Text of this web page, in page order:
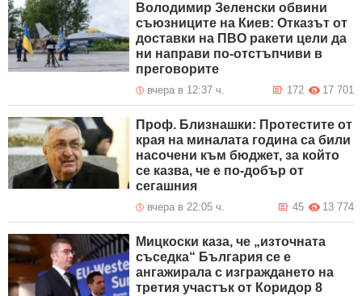
Володимир Зеленски обвини
съюзниците на Киев: Отказът от
доставки на ПВО ракети цели да
ни направи по-отстъпчиви в
преговорите
вчера в 12:37 ч. 17 701
172
Проф. Близнашки: Протестите от
края на миналата година са били
насочени към бюджет, за който
се казва, че е по-добър от
сегашния
вчера в 22:05 ч. 13 774
45
Мицкоски каза, че „източната
съседка“ България се е
ангажирала с изграждането на
третия участък от Коридор 8